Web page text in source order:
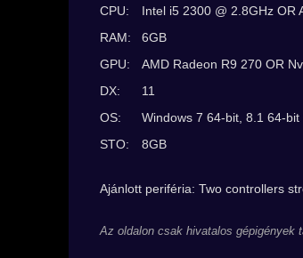
CPU:
Intel i5 2300 @ 2.8GHz OR
RAM:
6GB
GPU:
AMD Radeon R9 270 OR
DX:
11
OS:
Windows 7 64-bit, 8.1 64-
STO:
8GB
Ajánlott periféria: Two controllers
Az oldalon csak hivatalos gépigények